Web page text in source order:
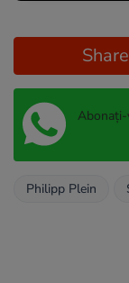
Share
Philipp Plein